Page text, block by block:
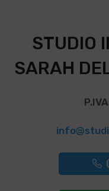
STUDIO
SARAH